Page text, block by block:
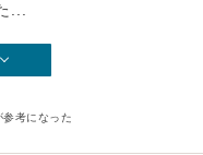
...
参考になった